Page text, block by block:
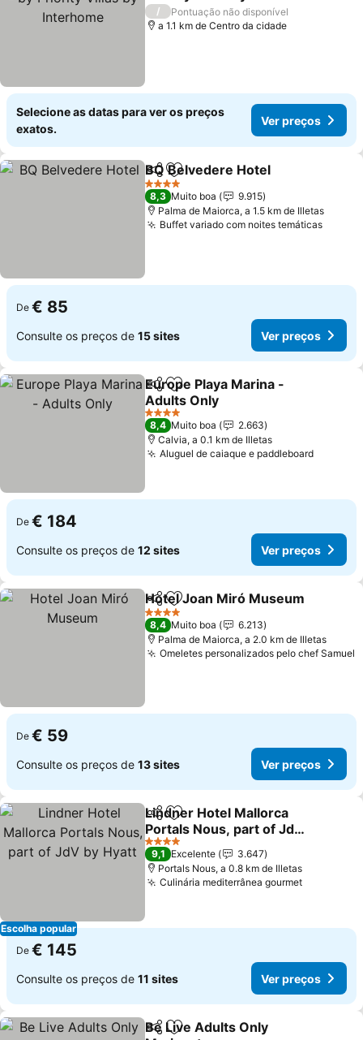
Interhome
/
Pontuação não disponível
a 1.1 km de Centro da cidade
Selecione as datas para ver os preços
exatos.
Ver preços
PartilharAdicionar aos favoritos
BQ Belvedere Hotel
4 Estrelas
8,3 Muito boa
9.915
Palma de Maiorca, a 1.5 km de Illetas
Buffet variado com noites temáticas
De € 85
Consulte os preços de 15 sites Ver preços
PartilharAdicionar aos favoritos
Europe Playa Marina -
Adults Only
4 Estrelas
8,4 Muito boa
2.663
Calvia, a 0.1 km de Illetas
Aluguel de caiaque e paddleboard
De € 184
Consulte os preços de 12 sites Ver preços
PartilharAdicionar aos favoritos
Hotel Joan Miró Museum
4 Estrelas
8,4 Muito boa
6.213
Palma de Maiorca, a 2.0 km de Illetas
Omeletes personalizados pelo chef Samuel
De € 59
Consulte os preços de 13 sites Ver preços
Escolha popular
PartilharAdicionar aos favoritos
Lindner Hotel Mallorca
Portals Nous, part of JdV
by Hyatt
4 Estrelas
9,1 Excelente
3.647
Portals Nous, a 0.8 km de Illetas
Culinária mediterrânea gourmet
De € 145
Consulte os preços de 11 sites Ver preços
PartilharAdicionar aos favoritos
Be Live Adults Only